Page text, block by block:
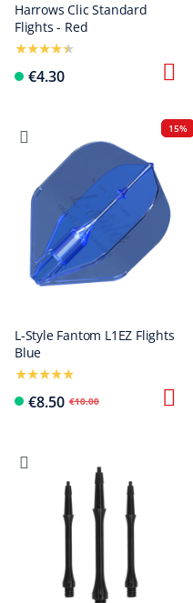
Harrows Clic Standard
Flights - Red
€4.30
15%
L-Style Fantom L1EZ Flights
Blue
€8.50 €10.00